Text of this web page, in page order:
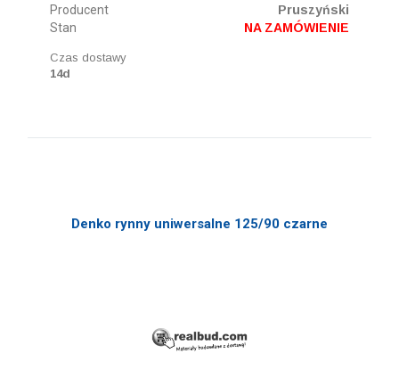
Producent
Pruszyński
Stan
NA ZAMÓWIENIE
Czas dostawy
14d
Denko rynny uniwersalne 125/90 czarne